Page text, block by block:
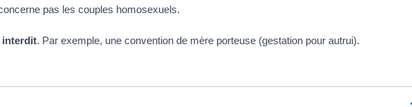
pas les couples homosexuels.
interdit. Par exemple, une convention de mère porteuse (gestation pour autrui).